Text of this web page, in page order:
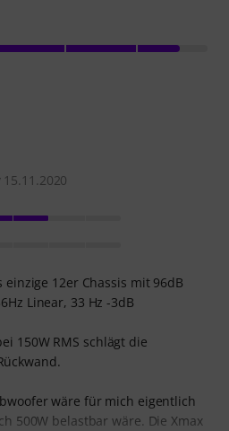
15.11.2020
einzige 12er Chassis mit 96dB
Linear, 33 Hz -3dB
150W RMS schlägt die
wäre für mich eigentlich
500W belastbar wäre. Die Xmax